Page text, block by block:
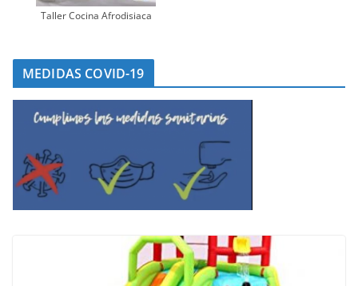
Taller Cocina Afrodisiaca
MEDIDAS COVID-19